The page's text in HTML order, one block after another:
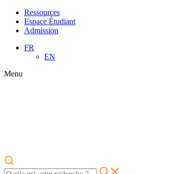
Ressources
Espace Étudiant
Admission
FR
EN
Menu